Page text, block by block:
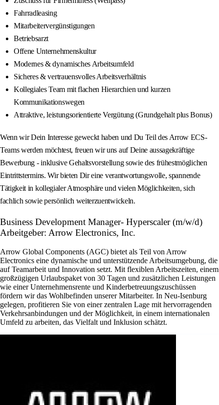
Fahrradleasing
Mitarbeitervergünstigungen
Betriebsarzt
Offene Unternehmenskultur
Modernes & dynamisches Arbeitsumfeld
Sicheres & vertrauensvolles Arbeitsverhältnis
Kollegiales Team mit flachen Hierarchien und kurzen
Kommunikationswegen
Attraktive, leistungsorientierte Vergütung (Grundgehalt plus Bonus)
Wenn wir Dein Interesse geweckt haben und Du Teil des Arrow ECS-
Teams werden möchtest, freuen wir uns auf Deine aussagekräftige
Bewerbung - inklusive Gehaltsvorstellung sowie des frühestmöglichen
Eintrittstermins. Wir bieten Dir eine verantwortungsvolle, spannende
Tätigkeit in kollegialer Atmosphäre und vielen Möglichkeiten, sich
fachlich sowie persönlich weiterzuentwickeln.
Business Development Manager- Hyperscaler (m/w/d)
Arbeitgeber: Arrow Electronics, Inc.
Arrow Global Components (AGC) bietet als Teil von Arrow
Electronics eine dynamische und unterstützende Arbeitsumgebung, die
auf Teamarbeit und Innovation setzt. Mit flexiblen Arbeitszeiten, einem
großzügigen Urlaubspaket von 30 Tagen und zusätzlichen Leistungen
wie einer Unternehmensrente und Kinderbetreuungszuschüssen
fördern wir das Wohlbefinden unserer Mitarbeiter. In Neu-Isenburg
gelegen, profitieren Sie von einer zentralen Lage mit hervorragenden
Verkehrsanbindungen und der Möglichkeit, in einem internationalen
Umfeld zu arbeiten, das Vielfalt und Inklusion schätzt.